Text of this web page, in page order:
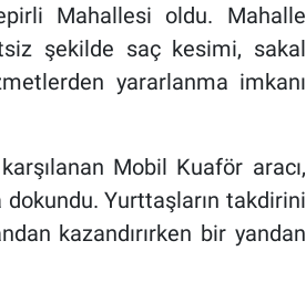
Mahallesi oldu. Mahalle
şekilde saç kesimi, sakal
yararlanma imkanı
Mobil Kuaför aracı,
Yurttaşların takdirini
kazandırırken bir yandan